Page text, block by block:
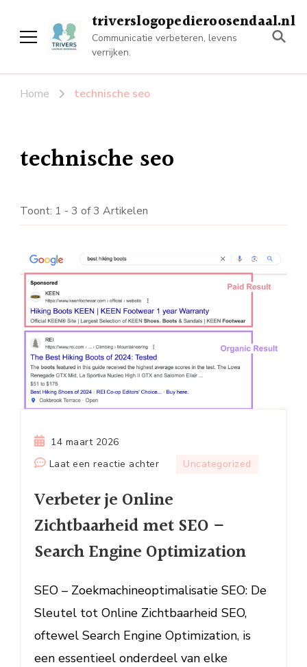
triverslogopedieroosendaal.nl
Communicatie verbeteren, levens
verrijken.
Home technische seo
technische seo
Toont: 1 - 3 of 3 Artikelen
14 maart 2026
Laat een reactie achterop
je
Online
Zichtbaarheid
met
–
Search
Optimization
Uncategorized
Verbeter je Online
Zichtbaarheid met SEO –
Search Engine Optimization
SEO – Zoekmachineoptimalisatie SEO: De
Sleutel tot Online Zichtbaarheid SEO,
oftewel Search Engine Optimization, is
een essentieel onderdeel van elke